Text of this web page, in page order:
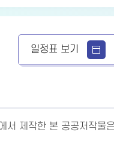
일정표 보기
서 제작한 본 공공저작물